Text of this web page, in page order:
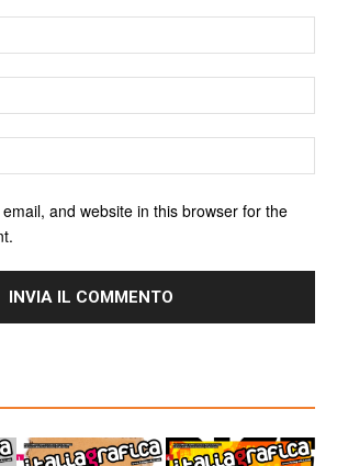
and website in this browser for the